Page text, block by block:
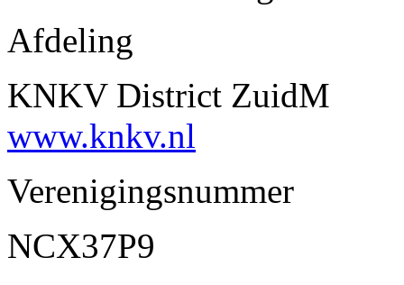
Afdeling
KNKV District ZuidM
www.knkv.nl
Verenigingsnummer
NCX37P9